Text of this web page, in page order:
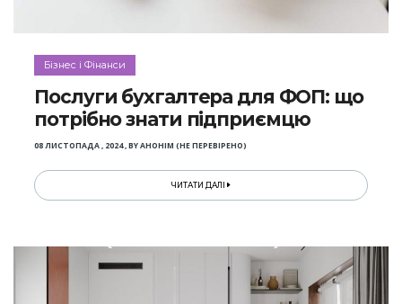
Бізнес і Фінанси
Послуги бухгалтера для ФОП: що
потрібно знати підприємцю
08 ЛИСТОПАДА , 2024,BYАНОНІМ (НЕ ПЕРЕВІРЕНО)
ЧИТАТИ ДАЛІ